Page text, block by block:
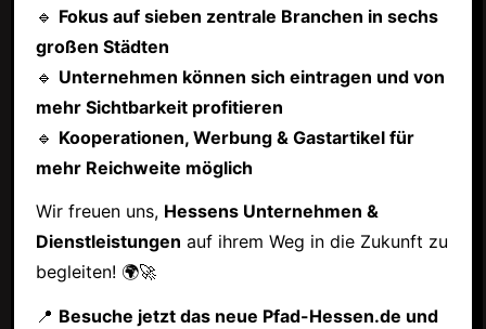
🔹 Fokus auf sieben zentrale Branchen in sechs
großen Städten
🔹 Unternehmen können sich eintragen und von
mehr Sichtbarkeit profitieren
🔹 Kooperationen, Werbung & Gastartikel für
mehr Reichweite möglich
Wir freuen uns, Hessens Unternehmen &
Dienstleistungen auf ihrem Weg in die Zukunft zu
begleiten! 🌍🚀
📍 Besuche jetzt das neue Pfad-Hessen.de und